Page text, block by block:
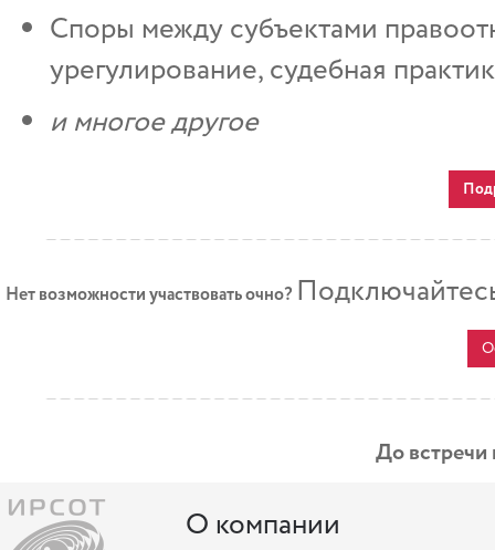
Споры между субъектами
урегулирование, судебная
и многое другое
Нет возможности участвовать очно?
До
О компании